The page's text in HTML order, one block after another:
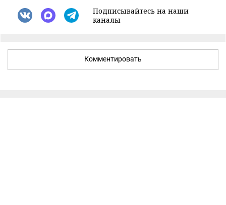
Подписывайтесь на наши
каналы
Комментировать